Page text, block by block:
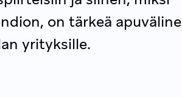
on tärkeä apuväline
yrityksille.